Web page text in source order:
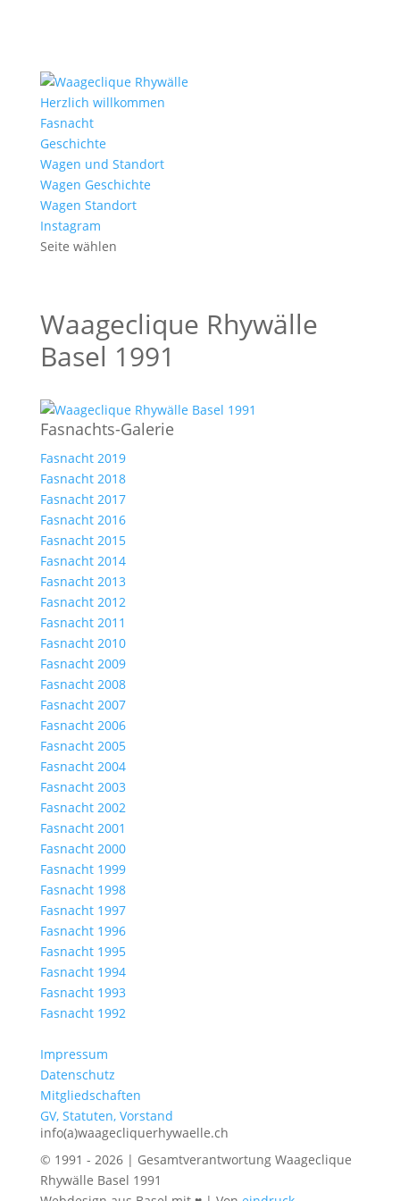
Herzlich willkommen
Fasnacht
Geschichte
Wagen und Standort
Wagen Geschichte
Wagen Standort
Instagram
Seite wählen
Waageclique Rhywälle
Basel 1991
Fasnachts-Galerie
Fasnacht 2019
Fasnacht 2018
Fasnacht 2017
Fasnacht 2016
Fasnacht 2015
Fasnacht 2014
Fasnacht 2013
Fasnacht 2012
Fasnacht 2011
Fasnacht 2010
Fasnacht 2009
Fasnacht 2008
Fasnacht 2007
Fasnacht 2006
Fasnacht 2005
Fasnacht 2004
Fasnacht 2003
Fasnacht 2002
Fasnacht 2001
Fasnacht 2000
Fasnacht 1999
Fasnacht 1998
Fasnacht 1997
Fasnacht 1996
Fasnacht 1995
Fasnacht 1994
Fasnacht 1993
Fasnacht 1992
Impressum
Datenschutz
Mitgliedschaften
GV, Statuten, Vorstand
info(a)waagecliquerhywaelle.ch
© 1991 - 2026 | Gesamtverantwortung Waageclique
Rhywälle Basel 1991